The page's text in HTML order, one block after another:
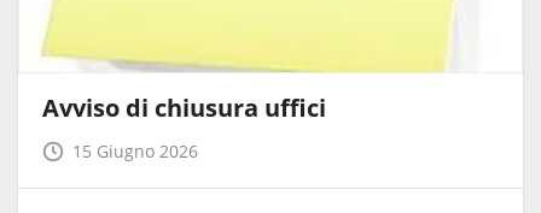
Avviso di chiusura uffici
15 Giugno 2026